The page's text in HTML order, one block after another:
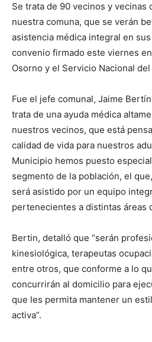
Se trata de 90 vecinos y vecinas
nuestra comuna, que se verán
asistencia médica integral en
convenio firmado este viernes
Osorno y el Servicio Nacional
Fue el jefe comunal, Jaime
trata de una ayuda médica
nuestros vecinos, que está
calidad de vida para nuestros
Municipio hemos puesto
segmento de la población, el
será asistido por un equipo
pertenecientes a distintas áreas
Bertin, detalló que “serán
kinesiológica, terapeutas
entre otros, que conforme a lo
concurrirán al domicilio para
que les permita mantener un
activa”.